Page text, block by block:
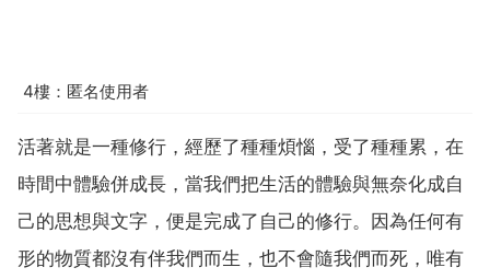
4樓：匿名使用者
活著就是一種修行，經歷了種種煩惱，受了種種累，在
時間中體驗併成長，當我們把生活的體驗與無奈化成自
己的思想與文字，便是完成了自己的修行。因為任何有
形的物質都沒有伴我們而生，也不會隨我們而死，唯有